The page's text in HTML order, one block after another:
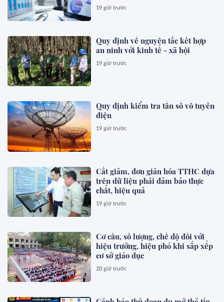
19 giờ trước
Quy định về nguyên tắc kết hợp
an ninh với kinh tế - xã hội
19 giờ trước
Quy định kiểm tra tần số vô tuyến
điện
19 giờ trước
Cắt giảm, đơn giản hóa TTHC dựa
trên dữ liệu phải đảm bảo thực
chất, hiệu quả
19 giờ trước
Cơ cấu, số lượng, chế độ đối với
hiệu trưởng, hiệu phó khi sắp xếp
cơ sở giáo dục
20 giờ trước